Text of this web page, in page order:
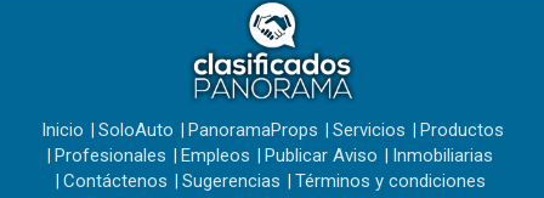
Inicio SoloAuto PanoramaProps Servicios
Productos
Profesionales
Empleos Publicar Aviso
Inmobiliarias
Contáctenos
Sugerencias Términos y condiciones